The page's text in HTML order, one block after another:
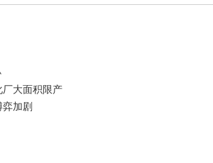
大面积限产
加剧